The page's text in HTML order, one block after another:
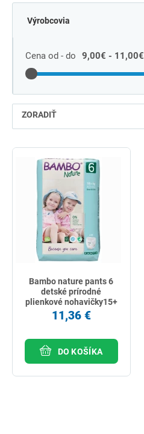
Cena od - do 9,00€ - 11,00€
ZORADIŤ
Bambo nature pants 6
detské prírodné
plienkové nohavičky15+
kg 18 ks
11,36 €
DO KOŠÍKA